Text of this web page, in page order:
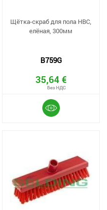
Щётка-скраб для пола HBC,
елёная, 300мм
B759G
35,64 €